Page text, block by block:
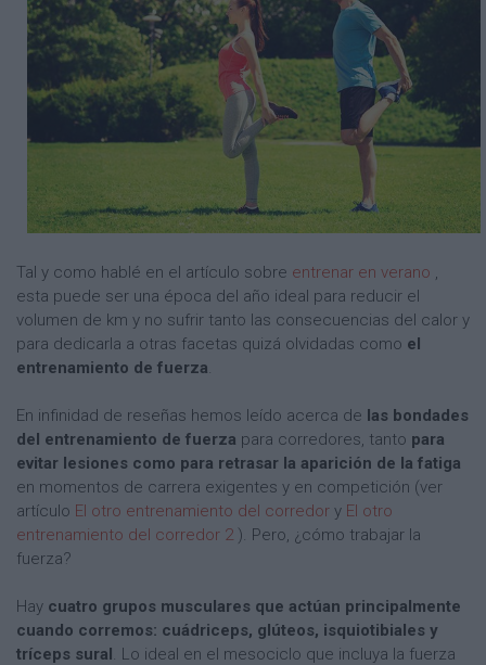
Tal y como hablé en el artículo sobre entrenar en verano ,
esta puede ser una época del año ideal para reducir el
volumen de km y no sufrir tanto las consecuencias del calor y
para dedicarla a otras facetas quizá olvidadas como el
entrenamiento de fuerza.
En infinidad de reseñas hemos leído acerca de las bondades
del entrenamiento de fuerza para corredores, tanto para
evitar lesiones como para retrasar la aparición de la fatiga
en momentos de carrera exigentes y en competición (ver
artículo El otro entrenamiento del corredor y El otro
entrenamiento del corredor 2 ). Pero, ¿cómo trabajar la
fuerza?
Hay cuatro grupos musculares que actúan principalmente
cuando corremos: cuádriceps, glúteos, isquiotibiales y
tríceps sural. Lo ideal en el mesociclo que incluya la fuerza